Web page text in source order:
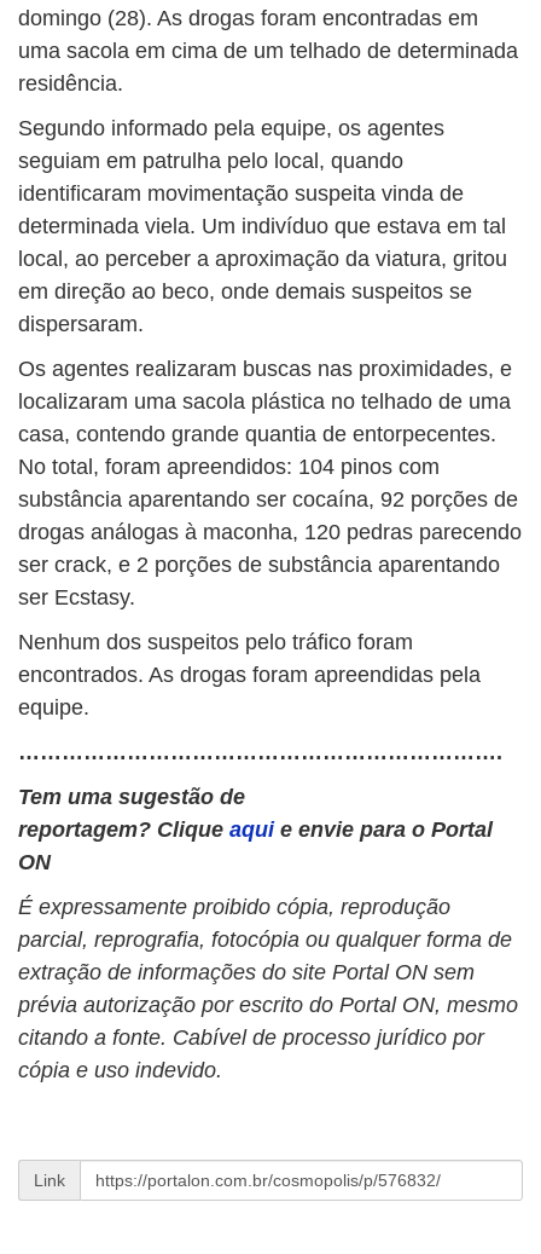
domingo (28). As drogas foram encontradas em
uma sacola em cima de um telhado de determinada
residência.
Segundo informado pela equipe, os agentes
seguiam em patrulha pelo local, quando
identificaram movimentação suspeita vinda de
determinada viela. Um indivíduo que estava em tal
local, ao perceber a aproximação da viatura, gritou
em direção ao beco, onde demais suspeitos se
dispersaram.
Os agentes realizaram buscas nas proximidades, e
localizaram uma sacola plástica no telhado de uma
casa, contendo grande quantia de entorpecentes.
No total, foram apreendidos: 104 pinos com
substância aparentando ser cocaína, 92 porções de
drogas análogas à maconha, 120 pedras parecendo
ser crack, e 2 porções de substância aparentando
ser Ecstasy.
Nenhum dos suspeitos pelo tráfico foram
encontrados. As drogas foram apreendidas pela
equipe.
………………………………………………………….
Tem uma sugestão de
reportagem? Clique aqui e envie para o Portal
ON
É expressamente proibido cópia, reprodução
parcial, reprografia, fotocópia ou qualquer forma de
extração de informações do site Portal ON sem
prévia autorização por escrito do Portal ON, mesmo
citando a fonte. Cabível de processo jurídico por
cópia e uso indevido.
Link